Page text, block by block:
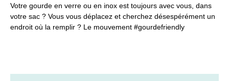
Votre gourde en verre ou en inox est toujours avec vous, dans
votre sac ? Vous vous déplacez et cherchez désespérément un
endroit où la remplir ? Le mouvement #gourdefriendly